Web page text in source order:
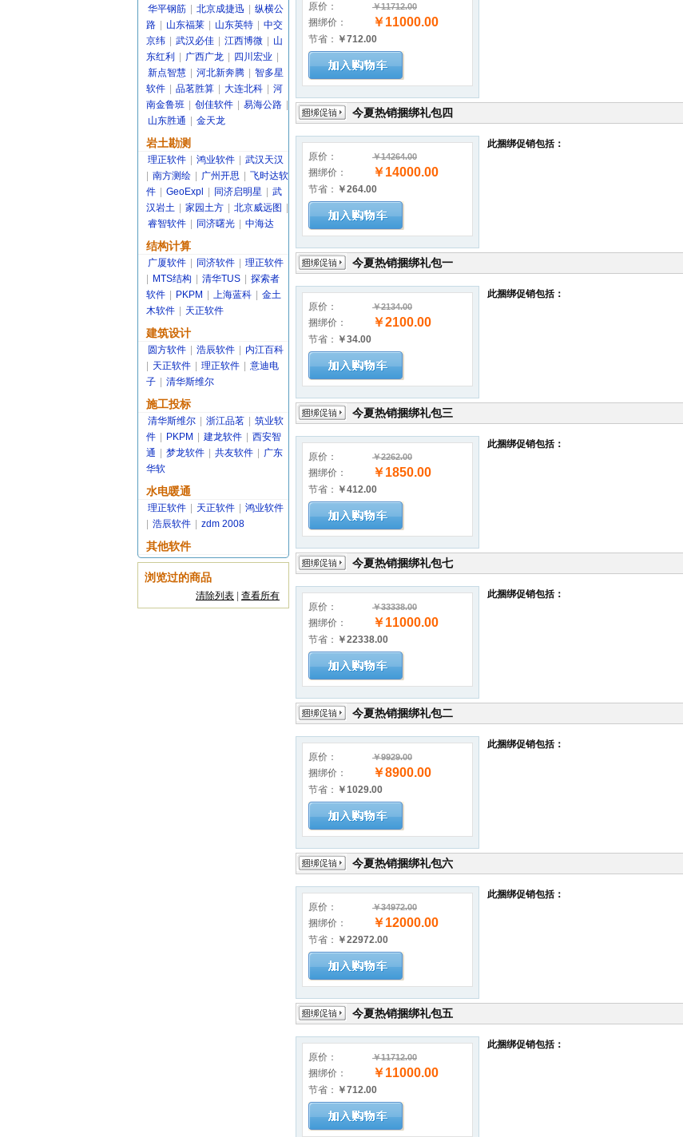
华平钢筋
北京成捷迅
纵横公
路
山东福莱 山东英特
中交
京纬
武汉必佳 江西博微
山
东红利
广西广龙 四川宏业
新点智慧
河北新奔腾
智多星
软件
品茗胜算 大连北科
河
南金鲁班
创佳软件 易海公路
山东胜通
金天龙
岩土勘测
理正软件 鸿业软件
武汉天汉
南方测绘 广州开思
飞时达软
件
GeoExpl 同济启明星
武
汉岩土
家园土方 北京威远图
睿智软件
同济曙光 中海达
结构计算
广厦软件 同济软件
理正软件
MTS结构 清华TUS
探索者
软件
PKPM 上海蓝科
金土
木软件
天正软件
建筑设计
圆方软件 浩辰软件
内江百科
天正软件 理正软件
意迪电
子
清华斯维尔
施工投标
清华斯维尔 浙江品茗
筑业软
件
PKPM 建龙软件
西安智
通
梦龙软件 共友软件
广东
华软
水电暖通
理正软件 天正软件
鸿业软件
浩辰软件 zdm 2008
其他软件
浏览过的商品
清除列表 查看所有
原价： ￥11712.00
捆绑价： ￥11000.00
节省： ￥712.00
今夏热销捆绑礼包四
原价： ￥14264.00
捆绑价： ￥14000.00
节省： ￥264.00
此捆绑促销包括：
今夏热销捆绑礼包一
原价： ￥2134.00
捆绑价： ￥2100.00
节省： ￥34.00
此捆绑促销包括：
今夏热销捆绑礼包三
原价： ￥2262.00
捆绑价： ￥1850.00
节省： ￥412.00
此捆绑促销包括：
今夏热销捆绑礼包七
原价： ￥33338.00
捆绑价： ￥11000.00
节省： ￥22338.00
此捆绑促销包括：
今夏热销捆绑礼包二
原价： ￥9929.00
捆绑价： ￥8900.00
节省： ￥1029.00
此捆绑促销包括：
今夏热销捆绑礼包六
原价： ￥34972.00
捆绑价： ￥12000.00
节省： ￥22972.00
此捆绑促销包括：
今夏热销捆绑礼包五
原价： ￥11712.00
捆绑价： ￥11000.00
节省： ￥712.00
此捆绑促销包括：